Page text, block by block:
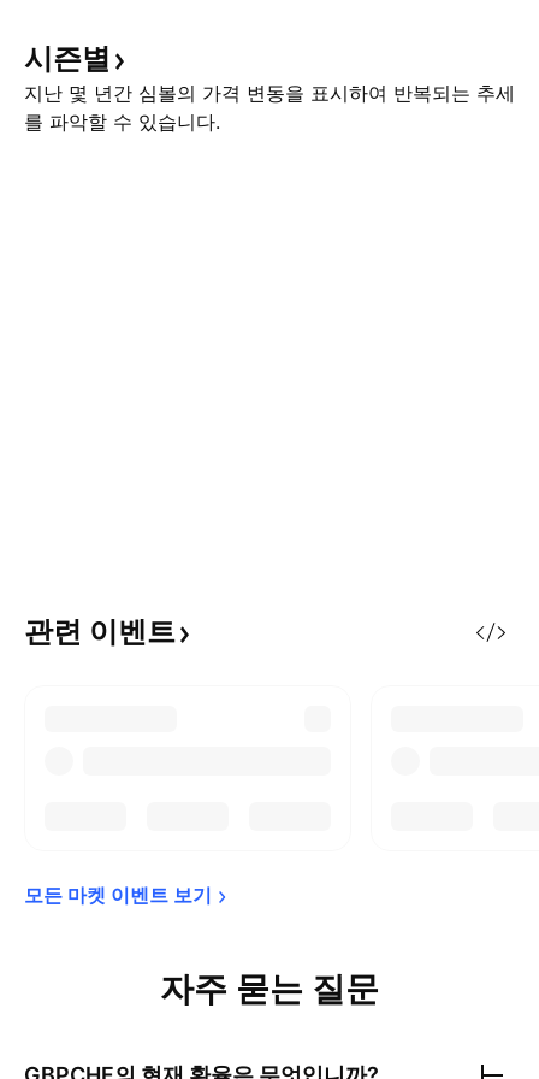
시즌별
지난 몇 년간 심볼의 가격 변동을 표시하여 반복되는 추세
를 파악할 수 있습니다.
관련 이벤트
모든 마켓 이벤트 보기
자주 묻는 질문